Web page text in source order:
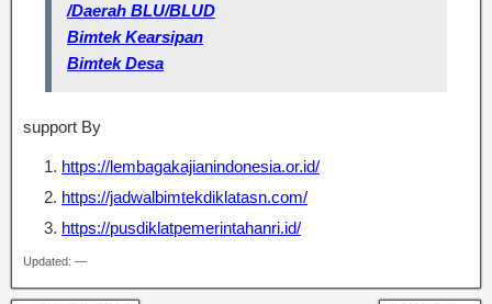
/Daerah BLU/BLUD
Bimtek Kearsipan
Bimtek Desa
support By
https://lembagakajianindonesia.or.id/
https://jadwalbimtekdiklatasn.com/
https://pusdiklatpemerintahanri.id/
Updated: —